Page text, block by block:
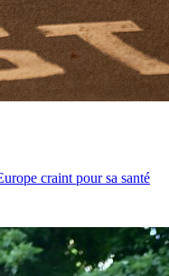
craint pour sa santé